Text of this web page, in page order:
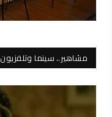
مشاهير.. سينما وتلفزيون